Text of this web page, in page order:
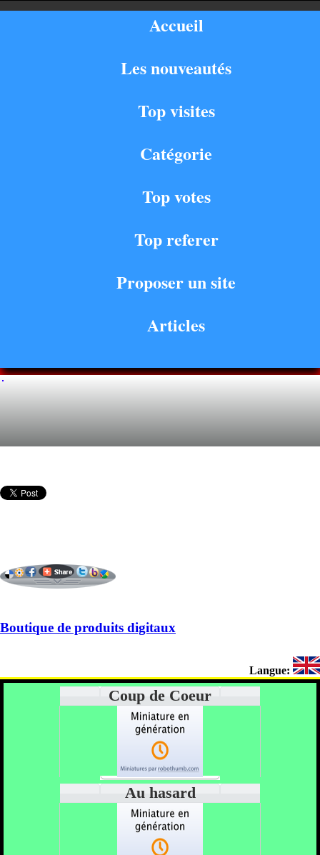
Accueil
Les nouveautés
Top visites
Catégorie
Top votes
Top referer
Proposer un site
Articles
Boutique de produits digitaux
Langue:
Coup de Coeur
Au hasard